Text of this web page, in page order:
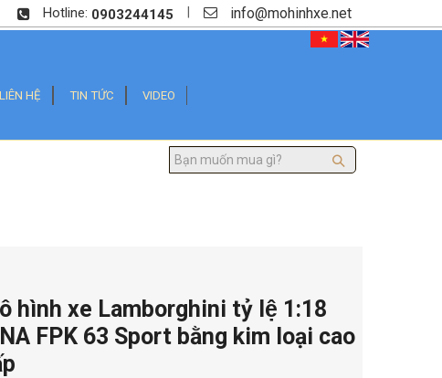
Hotline: 0903244145 info@mohinhxe.net
HỆ TIN TỨC VIDEO
hình xe Lamborghini tỷ lệ 1:18
FPK 63 Sport bằng kim loại cao